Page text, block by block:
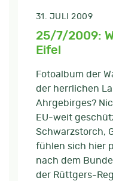
31. JULI 2009
25/7/2009:
Eifel
Fotoalbum der
der herrlichen
Ahrgebirges?
EU-weit
Schwarzstorch,
fühlen sich hier
nach dem
der Rüttgers-